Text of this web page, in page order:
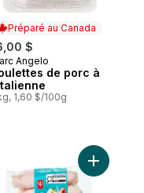
Préparé au Canada
$
au Canada
Angelo
de porc à
1,60 $/100g
de porc fumées à
Ajouter